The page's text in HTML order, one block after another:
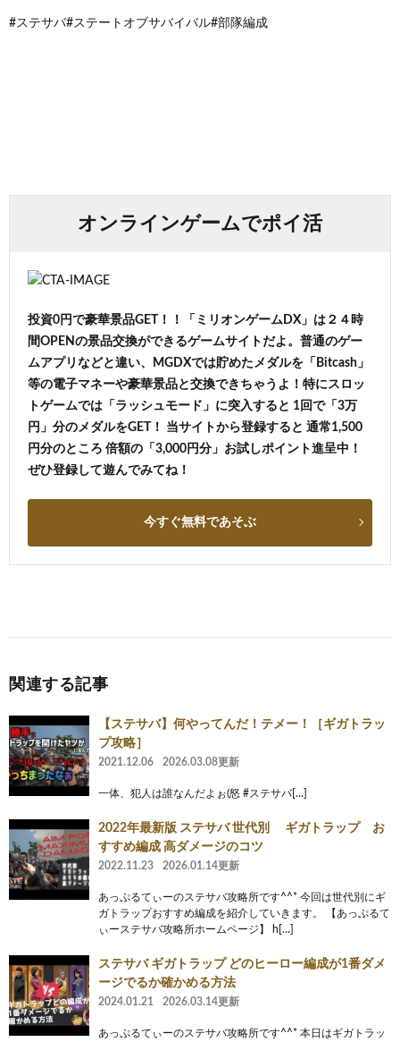
#ステサバ#ステートオブサバイバル#部隊編成
オンラインゲームでポイ活
投資0円で豪華景品GET！！「ミリオンゲームDX」は２４時
間OPENの景品交換ができるゲームサイトだよ。普通のゲー
ムアプリなどと違い、MGDXでは貯めたメダルを「Bitcash」
等の電子マネーや豪華景品と交換できちゃうよ！特にスロッ
トゲームでは「ラッシュモード」に突入すると 1回で「3万
円」分のメダルをGET！ 当サイトから登録すると 通常1,500
円分のところ 倍額の「3,000円分」お試しポイント進呈中！
ぜひ登録して遊んでみてね！
今すぐ無料であそぶ
関連する記事
【ステサバ】何やってんだ！テメー！［ギガトラッ
プ攻略］
2021.12.06 2026.03.08更新
一体、犯人は誰なんだよぉ(怒 #ステサバ[…]
2022年最新版 ステサバ 世代別 ギガトラップ お
すすめ編成 高ダメージのコツ
2022.11.23 2026.01.14更新
あっぷるてぃーのステサバ攻略所です^^* 今回は世代別にギ
ガトラップおすすめ編成を紹介していきます。 【あっぷるて
ぃーステサバ攻略所ホームページ】 h[…]
ステサバ ギガトラップ どのヒーロー編成が1番ダメ
ージでるか確かめる方法
2024.01.21 2026.03.14更新
あっぷるてぃーのステサバ攻略所です^^* 本日はギガトラッ